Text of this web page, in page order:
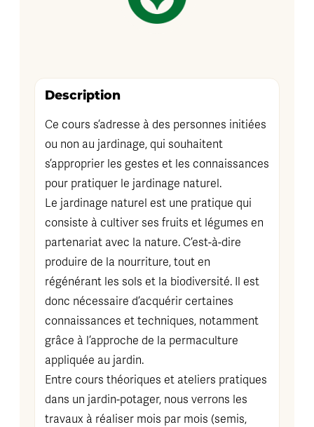
Description
Ce cours s’adresse à des personnes initiées
ou non au jardinage, qui souhaitent
s’approprier les gestes et les connaissances
pour pratiquer le jardinage naturel.
Le jardinage naturel est une pratique qui
consiste à cultiver ses fruits et légumes en
partenariat avec la nature. C’est-à-dire
produire de la nourriture, tout en
régénérant les sols et la biodiversité. Il est
donc nécessaire d’acquérir certaines
connaissances et techniques, notamment
grâce à l’approche de la permaculture
appliquée au jardin.
Entre cours théoriques et ateliers pratiques
dans un jardin-potager, nous verrons les
travaux à réaliser mois par mois (semis,